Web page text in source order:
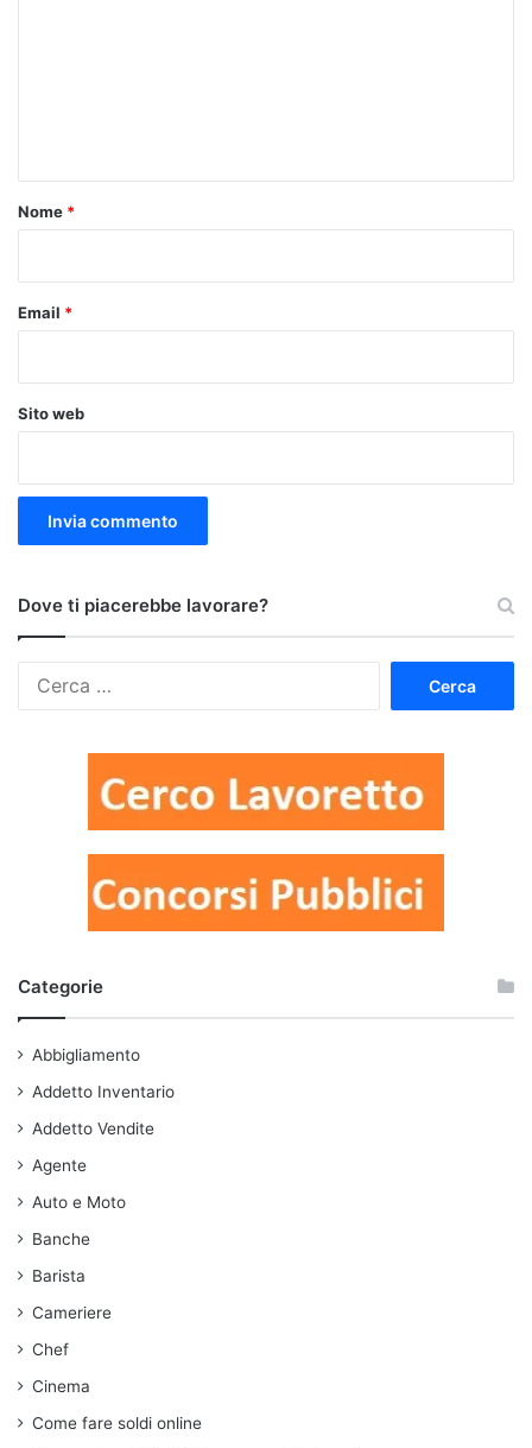
o
Nome *
Email *
Sito web
Dove ti piacerebbe lavorare?
Categorie
Abbigliamento
Addetto Inventario
Addetto Vendite
Agente
Auto e Moto
Banche
Barista
Cameriere
Chef
Cinema
Come fare soldi online